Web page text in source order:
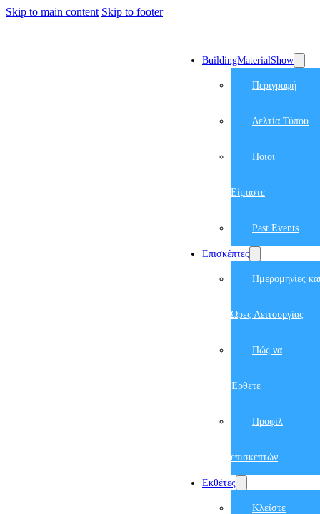
Skip to main content Skip to footer
BuildingMaterialShow
Περιγραφή
Δελτία Τύπου
Ποιοι
Είμαστε
Past Events
Επισκέπτες
Ημερομηνίες
Ώρες Λειτουργίας
Πώς να
Έρθετε
Προφίλ
επισκεπτών
Εκθέτες
Κλείστε